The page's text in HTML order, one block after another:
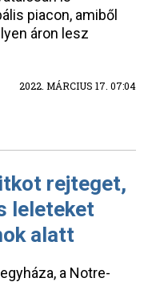
piacon, amiből
áron lesz
2022. MÁRCIUS 17. 07:04
rejteget,
leleteket
alatt​
a Notre-